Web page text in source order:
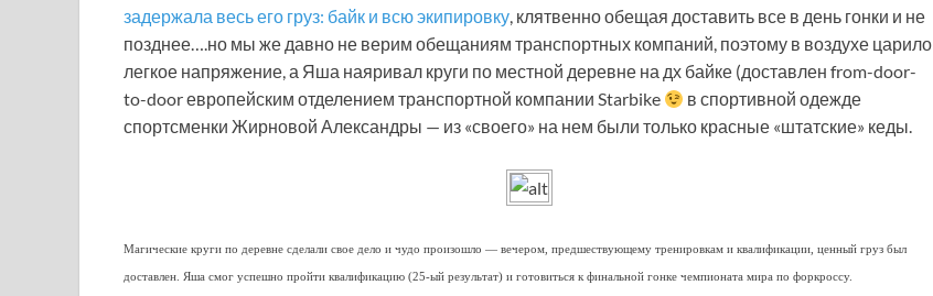
задержала весь его груз: байк и всю экипировку, клятвенно обещая доставить все в день гонки и не
позднее….но мы же давно не верим обещаниям транспортных компаний, поэтому в воздухе царило
легкое напряжение, а Яша наяривал круги по местной деревне на дх байке (доставлен from-door-
to-door европейским отделением транспортной компании Starbike
в спортивной одежде
спортсменки Жирновой Александры — из «своего» на нем были только красные «штатские» кеды.
Магические круги по деревне сделали свое дело и чудо произошло — вечером, предшествующему тренировкам и квалификации, ценный груз был
доставлен. Яша смог успешно пройти квалификацию (25-ый результат) и готовиться к финальной гонке чемпионата мира по форкроссу.